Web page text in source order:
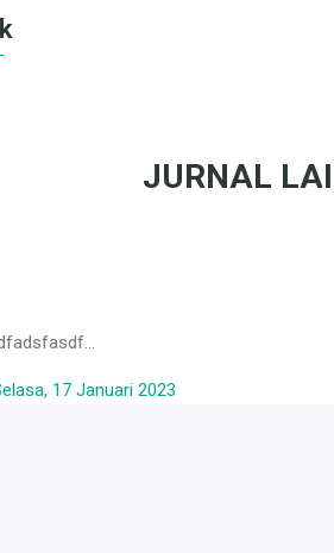
JURNAL
17 Januari 2023